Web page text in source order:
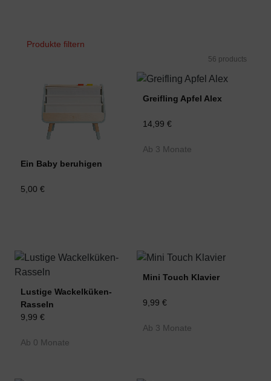
Produkte filtern
56 products
Ein Baby beruhigen
5,00 €
Greifling Apfel Alex
14,99 €
Ab 3 Monate
Lustige Wackelküken-
Rasseln
9,99 €
Ab 0 Monate
Mini Touch Klavier
9,99 €
Ab 3 Monate